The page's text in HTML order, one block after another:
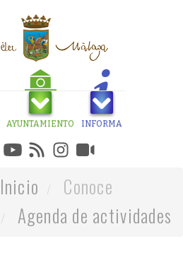
AYUNTAMIENTO INFORMA
Inicio
Conoce
Agenda de actividades